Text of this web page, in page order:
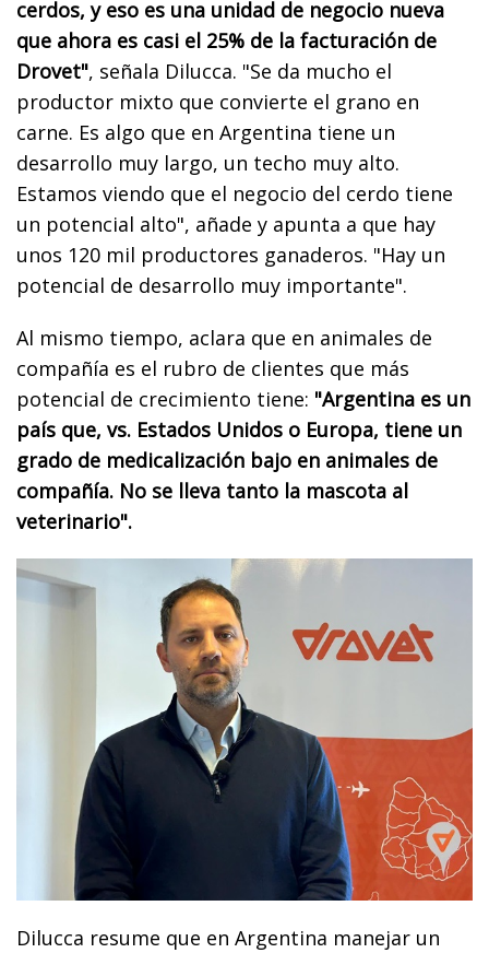
cerdos, y eso es una unidad de negocio nueva
que ahora es casi el 25% de la facturación de
Drovet", señala Dilucca. "Se da mucho el
productor mixto que convierte el grano en
carne. Es algo que en Argentina tiene un
desarrollo muy largo, un techo muy alto.
Estamos viendo que el negocio del cerdo tiene
un potencial alto", añade y apunta a que hay
unos 120 mil productores ganaderos. "Hay un
potencial de desarrollo muy importante".
Al mismo tiempo, aclara que en animales de
compañía es el rubro de clientes que más
potencial de crecimiento tiene: "Argentina es un
país que, vs. Estados Unidos o Europa, tiene un
grado de medicalización bajo en animales de
compañía. No se lleva tanto la mascota al
veterinario".
Dilucca resume que en Argentina manejar un